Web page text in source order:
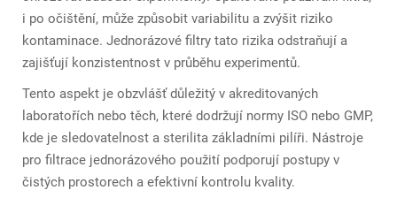
i po očištění, může způsobit variabilitu a zvýšit riziko
kontaminace. Jednorázové filtry tato rizika odstraňují a
zajišťují konzistentnost v průběhu experimentů.
Tento aspekt je obzvlášť důležitý v akreditovaných
laboratořích nebo těch, které dodržují normy ISO nebo GMP,
kde je sledovatelnost a sterilita základními pilíři. Nástroje
pro filtrace jednorázového použití podporují postupy v
čistých prostorech a efektivní kontrolu kvality.